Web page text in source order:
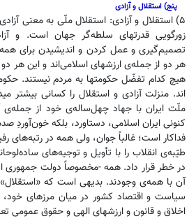
پنج) استقلال و آزادی
۵) استقلال و آزادی: استقلال ملّی به معنی
زورگویی قدرتهای سلطه‌گر جهان است. و
تصمیم‌گیری و عمل کردن و اندیشیدن برای
هر دو از جمله‌ی ارزشهای اسلامی‌اند و این هر دو
هیچ کدام تفضّل حکومتها به مردم نیستند.
اند. منزلت آزادی و استقلال را کسانی بیشتر
ملّت ایران با جهاد چهل‌ساله‌ی خود از جمله‌ی
کنونی ایران اسلامی، دستاورد، بلکه خون‌آوردِ
فداکار است؛ غالباً جوان، ولی همه در رتبه‌های
طیّبه‌ی انقلاب را با تأویل و توجیه‌های
در خطر قرار داد. همه -مخصوصاً دولت جمهوری
آن با همه‌ی وجودند. بدیهی است که «استقلال»
سیاست و اقتصاد کشور در میان مرزهای خود، و
اخلاق و قانون و ارزشهای الهی و حقوق عمومی